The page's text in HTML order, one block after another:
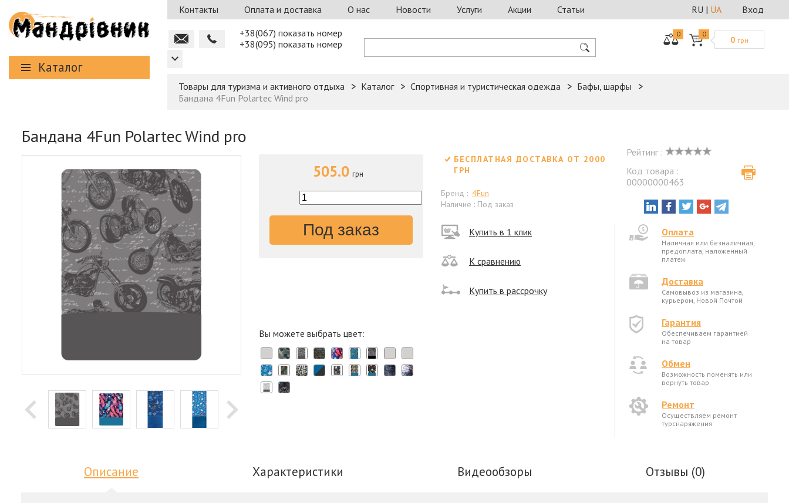
Каталог
Контакты Оплата и доставка О нас Новости Услуги Акции Статьи Вход
RU | UA
+38(067) показать номер
+38(095) показать номер
0 0
0 грн
Товары для туризма и активного отдыха Каталог Спортивная и туристическая одежда
Бафы, шарфы
Бандана 4Fun Polartec Wind pro
Бандана 4Fun Polartec Wind pro
Рейтинг :
Код товара :
00000000463
Оплата
Наличная или безналичная,
предоплата, наложенный
платеж
Доставка
Самовывоз из магазина,
курьером, Новой Почтой
Гарантия
Обеспечиваем гарантией
на товар
Обмен
Возможность поменять или
вернуть товар
Ремонт
Осуществляем ремонт
турснаряжения
БЕСПЛАТНАЯ ДОСТАВКА ОТ 2000
ГРН
Бренд : 4Fun
Наличие : Под заказ
505.0 грн
Под заказ Купить в 1 клик
К сравнению
Купить в рассрочку
Вы можете выбрать цвет:
Описание Характеристики Видеообзоры Отзывы (0)